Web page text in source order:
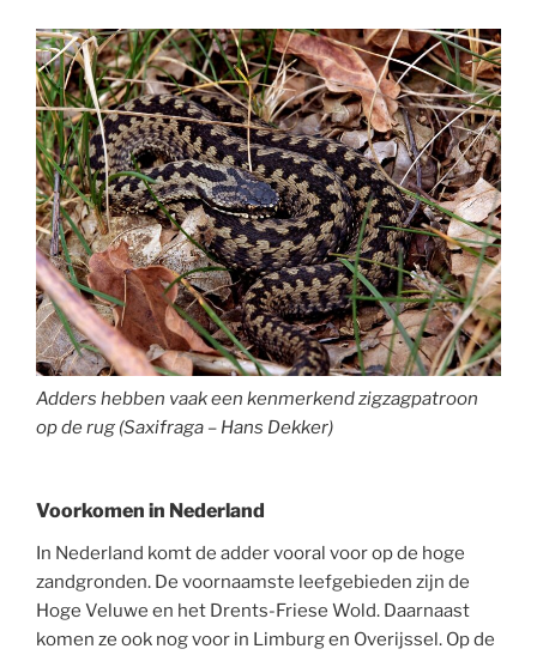
Adders hebben vaak een kenmerkend zigzagpatroon
op de rug (Saxifraga – Hans Dekker)
Voorkomen in Nederland
In Nederland komt de adder vooral voor op de hoge
zandgronden. De voornaamste leefgebieden zijn de
Hoge Veluwe en het Drents-Friese Wold. Daarnaast
komen ze ook nog voor in Limburg en Overijssel. Op de